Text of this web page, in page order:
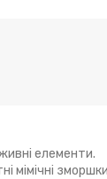
елементи.
мімічні